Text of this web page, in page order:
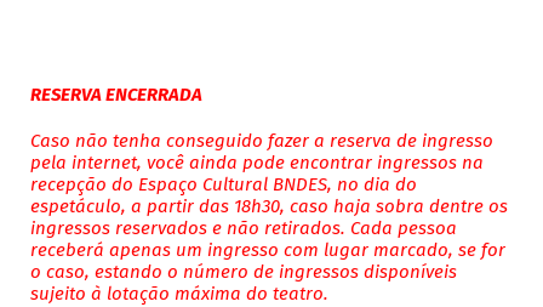
RESERVA ENCERRADA
Caso não tenha conseguido fazer a reserva de ingresso
pela internet, você ainda pode encontrar ingressos na
recepção do Espaço Cultural BNDES, no dia do
espetáculo, a partir das 18h30, caso haja sobra dentre os
ingressos reservados e não retirados. Cada pessoa
receberá apenas um ingresso com lugar marcado, se for
o caso, estando o número de ingressos disponíveis
sujeito à lotação máxima do teatro.